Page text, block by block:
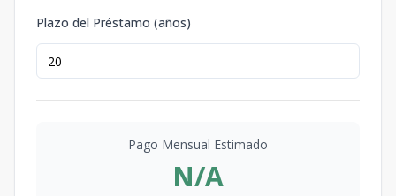
Plazo del Préstamo (años)
Pago Mensual Estimado
N/A